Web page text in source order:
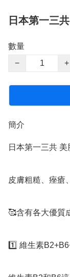
日本第一三
數量
−
+
簡介
日本第一三共
皮膚粗糙、痤瘡
🥰含有各大優質
1️⃣ 維生素